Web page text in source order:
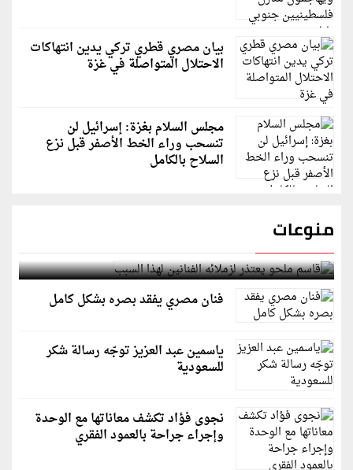
بيان مصري قطري تركي يدين انتهاكات
الاحتلال المتواصلة في غزة
مجلس السلام بغزة: إسرائيل لن
تنسحب وراء الخط الأصفر قبل نزع
السلاح بالكامل
منوعات
قاسم ملحو يعتذر لزملائه الفنانين لهذا السبب
فنان مصري يفقد بصره بشكل كامل
ياسمين عبد العزيز توجّه رسالة شكر
للسعودية
نجوى فؤاد تكشف معاناتها مع الوحدة
وإجراء جراحة بالعمود الفقري